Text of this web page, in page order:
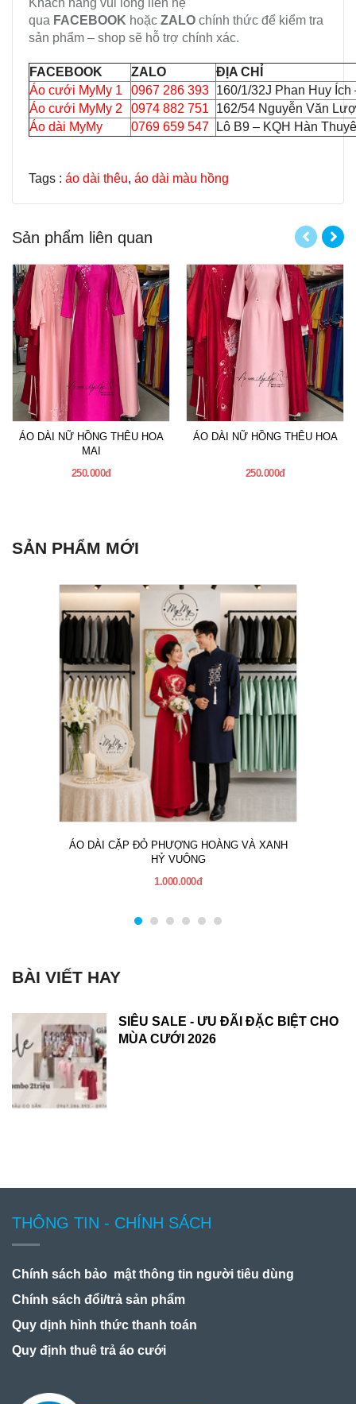
Khách hàng vui lòng liên hệ
qua FACEBOOK hoặc ZALO chính thức để kiểm tra
sản phẩm – shop sẽ hỗ trợ chính xác.
FACEBOOK ZALO
ĐỊA CHỈ
Áo cưới MyMy 1
0967 286 393 160/1/32J Phan Huy
Áo cưới MyMy 2
0974 882 751
162/54 Nguyễn Văn
Áo dài MyMy
0769 659 547 Lô B9 – KQH Hàn
Tags : áo dài thêu, áo dài màu hồng
Sản phẩm liên quan
ÁO DÀI NỮ HỒNG THÊU HOA
MAI
250.000đ
ÁO DÀI NỮ HỒNG THÊU HOA
250.000đ
SẢN PHẨM MỚI
ÁO DÀI CẶP ĐỎ PHƯỢNG HOÀNG VÀ XANH
HỶ VUÔNG
1.000.000đ
BÀI VIẾT HAY
SIÊU SALE - ƯU ĐÃI ĐẶC BIỆT CHO
MÙA CƯỚI 2026
THÔNG TIN - CHÍNH SÁCH
Chính sách bảo mật thông tin người tiêu dùng
Chính sách đổi/trả sản phẩm
Quy dịnh hình thức thanh toán
Quy định thuê trả áo cưới